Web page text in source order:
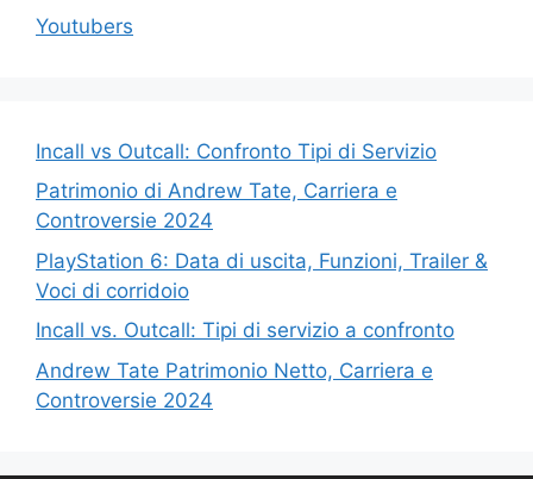
Youtubers
Incall vs Outcall: Confronto Tipi di Servizio
Patrimonio di Andrew Tate, Carriera e
Controversie 2024
PlayStation 6: Data di uscita, Funzioni, Trailer &
Voci di corridoio
Incall vs. Outcall: Tipi di servizio a confronto
Andrew Tate Patrimonio Netto, Carriera e
Controversie 2024